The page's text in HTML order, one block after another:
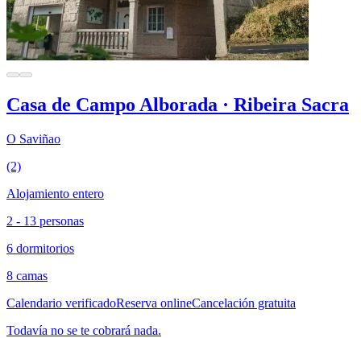
Casa de Campo Alborada · Ribeira Sacra
O Saviñao
(2)
Alojamiento entero
2 - 13 personas
6 dormitorios
8 camas
Calendario verificadoReserva onlineCancelación gratuita
Todavía no se te cobrará nada.